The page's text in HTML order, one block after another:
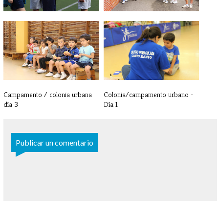
Campamento / colonia urbana -
Día 5
Campamento / colonia urbana -
Día 4
Campamento / colonia urbana
día 3
Colonia/campamento urbano -
Día 1
Publicar un comentario